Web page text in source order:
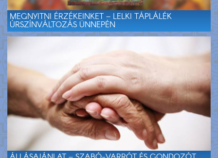
MEGNYITNI ÉRZÉKEINKET – LELKI TÁPLÁLÉK
ÚRSZÍNVÁLTOZÁS ÜNNEPÉN